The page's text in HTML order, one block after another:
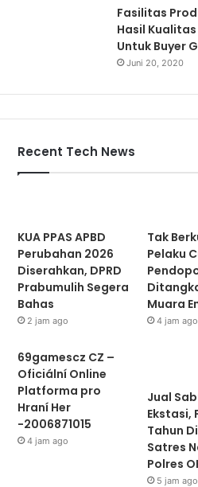
Fasilitas
Hasil
Untuk Buyer
Juni 20, 2020
Recent Tech News
KUA PPAS APBD
Perubahan 2026
Diserahkan, DPRD
Prabumulih Segera
Bahas
2 jam ago
Tak
Pelaku
Muara
4 jam ago
69gamescz CZ –
Oficiální Online
Platforma pro
Hraní Her
-2006871015
4 jam ago
Jual
Ekstasi,
Tahun
Satres
Polres
5 jam ago